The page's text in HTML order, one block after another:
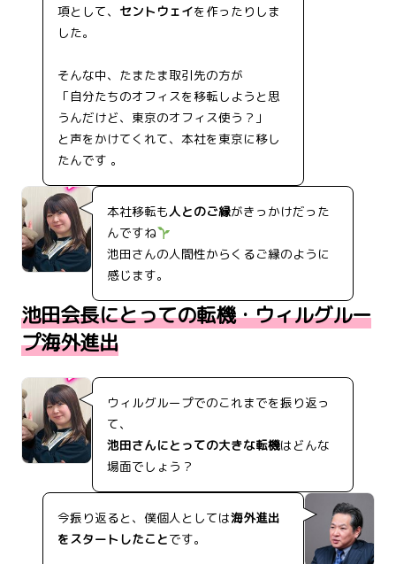
項として、 セントウェイを作ったりしま
した。
そんな中、たまたま取引先の方が
「自分たちのオフィスを移転しようと思
うんだけど、東京のオフィス使う？」
と声をかけてくれて、本社を東京に移し
たんです 。
本社移転も人とのご縁がきっかけだった
んですね
池田さんの人間性からくるご縁のように
感じます。
池田会長にとっての転機・ウィルグルー
プ海外進出
ウィルグループでのこれまでを振り返っ
て、
池田さんにとっての大きな転機はどんな
場面でしょう？
今振り返ると、僕個人としては海外進出
をスタートしたことです。